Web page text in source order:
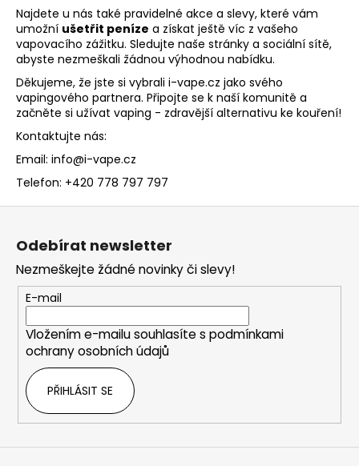
Najdete u nás také pravidelné akce a slevy, které vám
umožní ušetřit peníze a získat ještě víc z vašeho
vapovacího zážitku. Sledujte naše stránky a sociální sítě,
abyste nezmeškali žádnou výhodnou nabídku.
Děkujeme, že jste si vybrali i-vape.cz jako svého
vapingového partnera. Připojte se k naší komunitě a
začněte si užívat vaping - zdravější alternativu ke kouření!
Kontaktujte nás:
Email: info@i-vape.cz
Telefon: +420 778 797 797
HLEDAT
D
o
p
o
r
u
č
u
e
m
e
POD
PASSION
FRUIT
59
Kč
Původně:
99
Odebírat newsletter
Nezmeškejte žádné novinky či slevy!
E-mail
Vložením e-mailu souhlasíte s podmínkami
ochrany osobních údajů
PŘIHLÁSIT SE